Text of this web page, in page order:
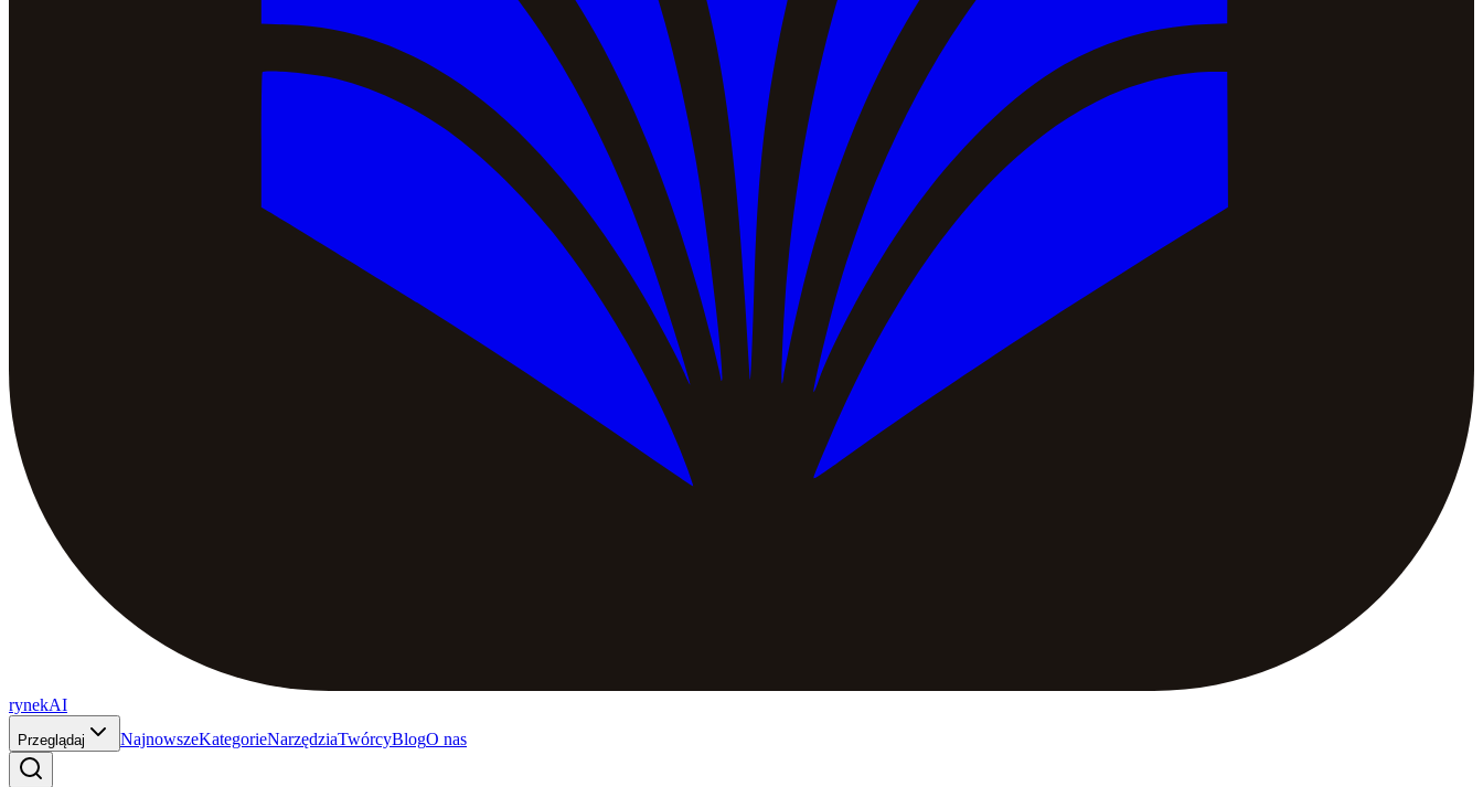
rynekAI
Przeglądaj NajnowszeKategorieNarzędziaTwórcyBlogO nas